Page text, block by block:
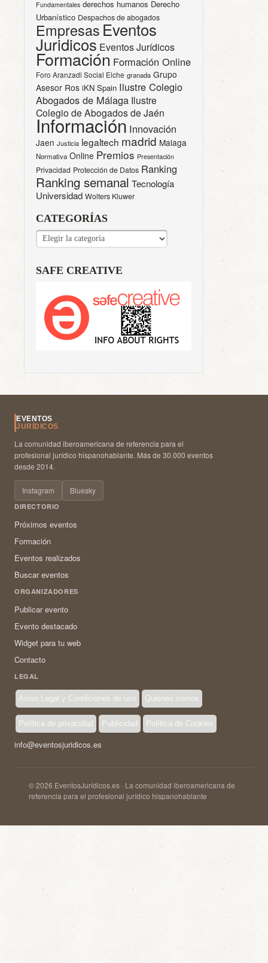
Fundamentales derechos humanos Derecho
Urbanístico Despachos de abogados
Empresas Eventos
Juridicos Eventos Jurídicos
Formación Formación Online
Foro Aranzadi Social Elche granada Grupo
Asesor Ros iKN Spain Ilustre Colegio
Abogados de Málaga Ilustre
Colegio de Abogados de Jaén
Información Innovación
Jaen Justicia legaltech madrid Malaga
Normativa Online Premios Presentación
Privacidad Protección de Datos Ranking
Ranking semanal Tecnología
Universidad Wolters Kluwer
CATEGORÍAS
CATEGORÍAS
SAFE CREATIVE
EVENTOS
JURÍDICOS
La comunidad iberoamericana de referencia para el
profesional jurídico hispanohablante. Más de 30.000 eventos
desde 2014.
Instagram Bluesky
DIRECTORIO
Próximos eventos
Formación
Eventos realizados
Buscar eventos
ORGANIZADORES
Publicar evento
Evento destacado
Widget para tu web
Contacto
LEGAL
Aviso Legal y Condiciones de uso Quienes somos
Política de privacidad Publicidad Política de Cookies
info@eventosjuridicos.es
© 2026 EventosJurídicos.es · La comunidad iberoamericana de
referencia para el profesional jurídico hispanohablante